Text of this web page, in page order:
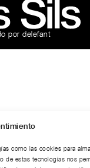
como las cookies para
de estas tecnologías nos
por delefant